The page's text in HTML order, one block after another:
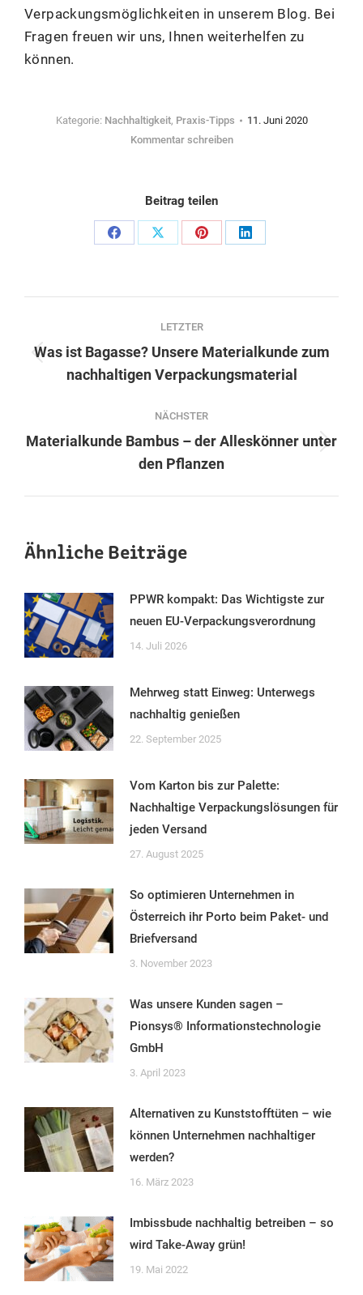
Verpackungsmöglichkeiten in unserem Blog. Bei
Fragen freuen wir uns, Ihnen weiterhelfen zu
können.
Kategorie: Nachhaltigkeit, Praxis-Tipps
11. Juni 2020
Kommentar schreiben
Beitrag teilen
Share Share Share Share
navigation
LETZTER
Previous
post:
Was ist Bagasse? Unsere Materialkunde zum
nachhaltigen Verpackungsmaterial
NÄCHSTER
Next
post:
Materialkunde Bambus – der Alleskönner unter
den Pflanzen
Ähnliche Beiträge
PPWR kompakt: Das Wichtigste zur
neuen EU-Verpackungsverordnung
14. Juli 2026
Mehrweg statt Einweg: Unterwegs
nachhaltig genießen
22. September 2025
Vom Karton bis zur Palette:
Nachhaltige Verpackungslösungen für
jeden Versand
27. August 2025
So optimieren Unternehmen in
Österreich ihr Porto beim Paket- und
Briefversand
3. November 2023
Was unsere Kunden sagen –
Pionsys® Informationstechnologie
GmbH
3. April 2023
Alternativen zu Kunststofftüten – wie
können Unternehmen nachhaltiger
werden?
16. März 2023
Imbissbude nachhaltig betreiben – so
wird Take-Away grün!
19. Mai 2022